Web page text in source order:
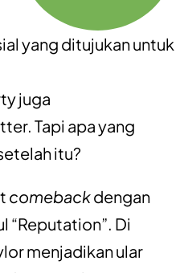
yang ditujukan untuk
juga
Tapi apa yang
itu?
comebackdengan
“Reputation”. Di
menjadikan ular